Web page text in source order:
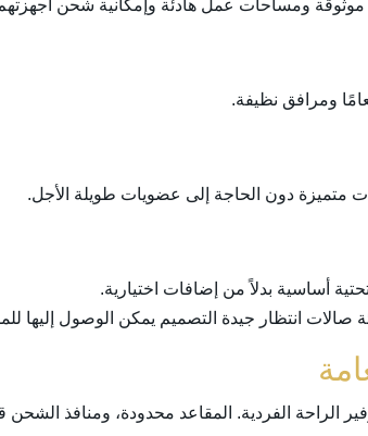
ومرافق نظيفة.
متميزة دون الحاجة إلى عضويات طويلة الأجل.
أساسية بدلاً من إضافات اختيارية.
انتظار جيدة التصميم يمكن الوصول إليها
الراحة الفردية. المقاعد محدودة، ومنافذ